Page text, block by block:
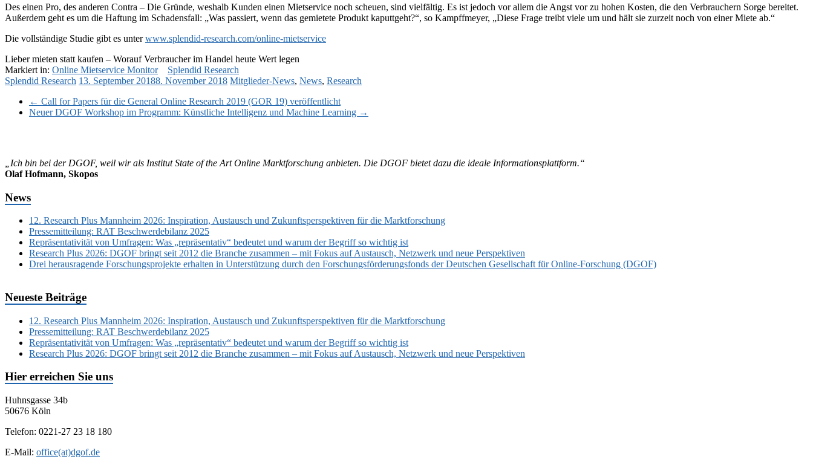
Des einen Pro, des anderen Contra – Die Gründe, weshalb Kunden einen Mietservice noch scheuen, sind vielfältig. Es ist jedoch vor allem die Angst vor zu hohen Kosten, die den Verbrauchern Sorge bereitet.
Außerdem geht es um die Haftung im Schadensfall: „Was passiert, wenn das gemietete Produkt kaputtgeht?“, so Kampffmeyer, „Diese Frage treibt viele um und hält sie zurzeit noch von einer Miete ab.“
Die vollständige Studie gibt es unterwww.splendid-research.com/online-mietservice
Lieber mieten statt kaufen – Worauf Verbraucher im Handel heute Wert legen
Markiert in: Online Mietservice Monitor
Splendid Research
Splendid Research 13. September 20188. November 2018 Mitglieder-News, News, Research
← Call for Papers für die General Online Research 2019 (GOR 19) veröffentlicht
Neuer DGOF Workshop im Programm: Künstliche Intelligenz und Machine Learning →
„Ich bin bei der DGOF, weil wir als Institut State of the Art Online Marktforschung anbieten. Die DGOF bietet dazu die ideale Informationsplattform.“
Olaf Hofmann, Skopos
News
12. Research Plus Mannheim 2026: Inspiration, Austausch und Zukunftsperspektiven für die Marktforschung
Pressemitteilung: RAT Beschwerdebilanz 2025
Repräsentativität von Umfragen: Was „repräsentativ“ bedeutet und warum der Begriff so wichtig ist
Research Plus 2026: DGOF bringt seit 2012 die Branche zusammen – mit Fokus auf Austausch, Netzwerk und neue Perspektiven
Drei herausragende Forschungsprojekte erhalten in Unterstützung durch den Forschungsförderungsfonds der Deutschen Gesellschaft für Online-Forschung (DGOF)
Neueste Beiträge
12. Research Plus Mannheim 2026: Inspiration, Austausch und Zukunftsperspektiven für die Marktforschung
Pressemitteilung: RAT Beschwerdebilanz 2025
Repräsentativität von Umfragen: Was „repräsentativ“ bedeutet und warum der Begriff so wichtig ist
Research Plus 2026: DGOF bringt seit 2012 die Branche zusammen – mit Fokus auf Austausch, Netzwerk und neue Perspektiven
Hier erreichen Sie uns
Huhnsgasse 34b
50676 Köln
Telefon: 0221-27 23 18 180
E-Mail: office(at)dgof.de